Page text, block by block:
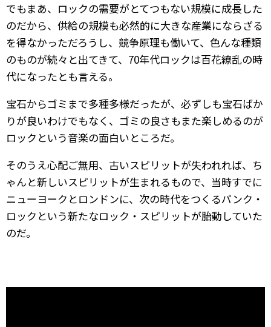
でもまあ、ロックの需要がとてつもない規模に成長した
のだから、供給の規模も必然的に大きな産業にならざる
を得なかっただろうし、競争原理も働いて、色んな種類
のものが続々と出てきて、70年代ロックは百花繚乱の時
代になったとも言える。
宝石からゴミまで多種多様だったが、必ずしも宝石ばか
りが良いわけでもなく、ゴミの良さもまた楽しめるのが
ロックという音楽の面白いところだ。
そのうえ心配ご無用、古いスピリットが失われれば、ち
ゃんと新しいスピリットが生まれるもので、当時すでに
ニューヨークとロンドンに、次の時代をつくるパンク・
ロックという新たなロック・スピリットが胎動していた
のだ。